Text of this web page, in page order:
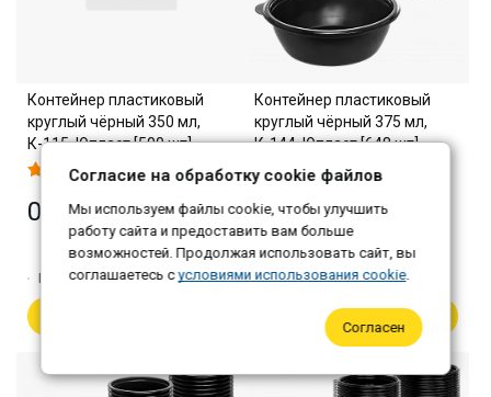
Контейнер пластиковый
круглый чёрный 350 мл,
К-115, Юпласт [500 шт]
0 ₽
Количество:1
Контейнер пластиковый
круглый чёрный 375 мл,
К-144, Юпласт [648 шт]
3 456 ₽
Самовывоз: 3 352 ₽
Количество:1
В корзину
Согласие на обработку cookie файлов
Мы используем файлы cookie, чтобы улучшить
работу сайта и предоставить вам больше
возможностей. Продолжая использовать сайт, вы
соглашаетесь сусловиями использования cookie.
Согласен